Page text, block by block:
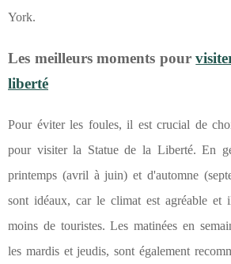
York.
Les meilleurs moments pour
liberté
Pour éviter les foules, il est crucial de
pour visiter la Statue de la Liberté. En
printemps (avril à juin) et d'automne
sont idéaux, car le climat est agréable et
moins de touristes. Les matinées en
les mardis et jeudis, sont également